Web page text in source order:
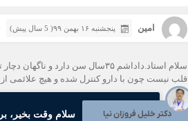
امین پنجشنبه ۱۶ بهمن ۹۹( 5 سال پیش)
قلب نیست چون با دارو کنترل شده و هیچ علائمی
دکتر خلیل فروزان نیا سلام وقت بخیر،